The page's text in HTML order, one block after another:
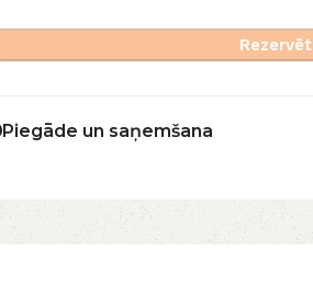
Rezervēt
Piegāde un saņemšana